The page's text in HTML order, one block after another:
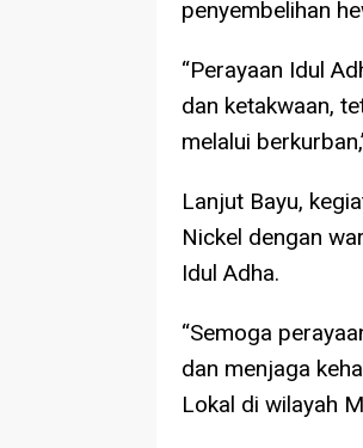
penyembelihan
“Perayaan Idul
dan ketakwaan,
melalui
Lanjut Bayu,
Nickel dengan
Idul Adha.
“Semoga
dan menjaga
Lokal di wilayah